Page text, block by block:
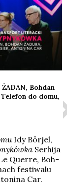
Bohdan
do domu,
Idy Bör­jel,
Ser­hi­ja
Quer­re, Boh­
festi­wa­lu
Car.